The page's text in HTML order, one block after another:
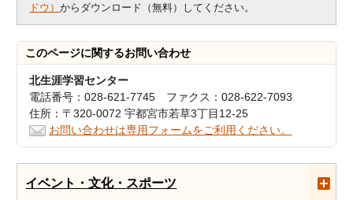
ドウ）からダウンロード（無料）してください。
このページに関するお問い合わせ
北生涯学習センター
電話番号：028-621-7745 ファクス：028-622-7093
住所：〒320-0072 宇都宮市若草3丁目12-25
お問い合わせは専用フォームをご利用ください。
イベント・文化・スポーツ